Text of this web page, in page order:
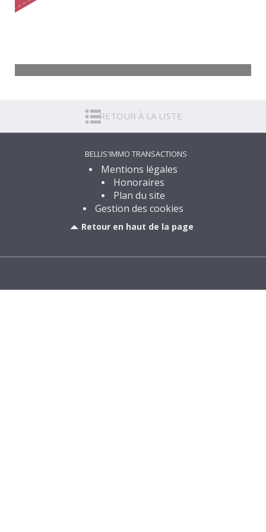
320 000€
RETOUR À LA LISTE
BELLIS'IMMO TRANSACTIONS
Mentions légales
Honoraires
Plan du site
Gestion des cookies
Retour en haut de la page